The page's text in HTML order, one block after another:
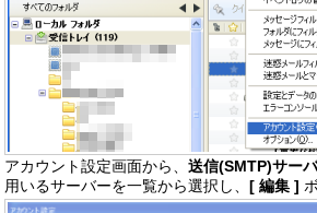
アカウント設定画面から、 送信(SMTP)サー
用いるサーバーを一覧から選択し、 [ 編集 ]